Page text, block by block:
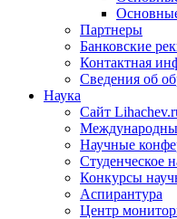
Партнеры
Банковские
Контактная
Сведения об
Наука
Сайт
Научные
Студенческое
Конкурсы
Аспирантура
Центр